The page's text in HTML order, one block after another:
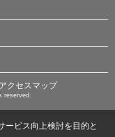
アクセスマップ
reserved.
ービス向上検討を目的と